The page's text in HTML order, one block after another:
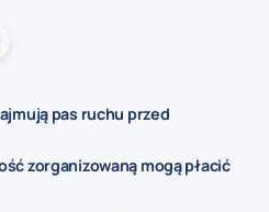
pas ruchu przed
zorganizowaną mogą płacić